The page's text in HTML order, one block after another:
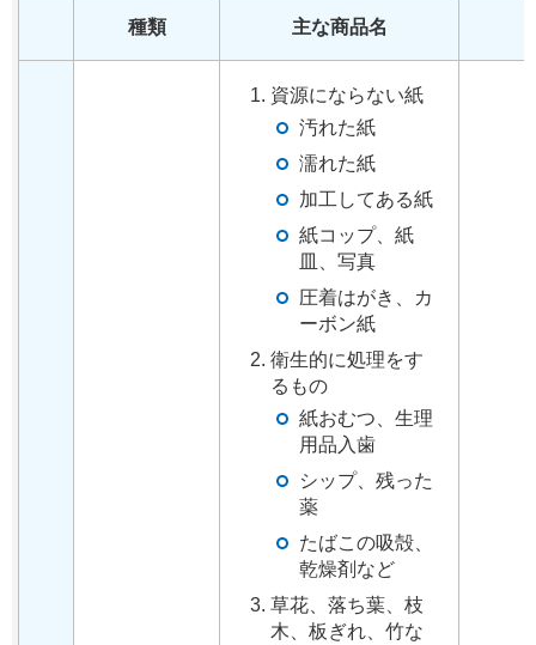
種類 主な商品名
資源にならない紙
汚れた紙
濡れた紙
加工してある紙
紙コップ、紙
皿、写真
圧着はがき、カ
ーボン紙
衛生的に処理をす
るもの
紙おむつ、生理
用品入歯
シップ、残った
薬
たばこの吸殻、
乾燥剤など
草花、落ち葉、枝
木、板ぎれ、竹な